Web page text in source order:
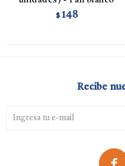
$ 148
Recibe
